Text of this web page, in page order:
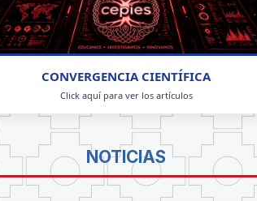
CONVERGENCIA CIENTÍFICA
Click aquí para ver los artículos
NOTICIAS